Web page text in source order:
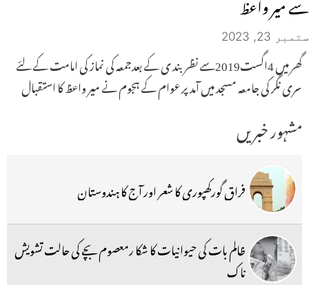
ستمبر 23, 2023
گھر میں 4اگست2019سے نظر بند ی کے بعدجمعہ کی نماز کی امامت کے لئے
سری نگر کی جامعہ مسجد میں آمد پر عوام کے ہجوم نے میر واعظ کا استقبال
مشہور خبریں
فراق گورکھپوری کا شعر اور آج کا ہندوستان
ظالم بات کی حیوانیات کا شکا رمعصوم بچے کی حالت تشویش
ناک